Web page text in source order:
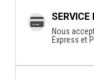
SERVICE
Nous
Express et